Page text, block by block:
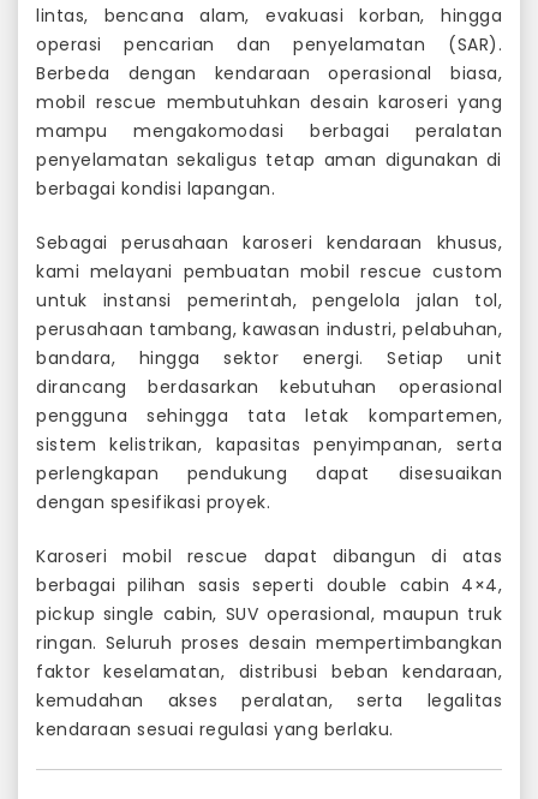
lintas, bencana alam, evakuasi korban, hingga
operasi pencarian dan penyelamatan (SAR).
Berbeda dengan kendaraan operasional biasa,
mobil rescue membutuhkan desain karoseri yang
mampu mengakomodasi berbagai peralatan
penyelamatan sekaligus tetap aman digunakan di
berbagai kondisi lapangan.
Sebagai perusahaan karoseri kendaraan khusus,
kami melayani pembuatan mobil rescue custom
untuk instansi pemerintah, pengelola jalan tol,
perusahaan tambang, kawasan industri, pelabuhan,
bandara, hingga sektor energi. Setiap unit
dirancang berdasarkan kebutuhan operasional
pengguna sehingga tata letak kompartemen,
sistem kelistrikan, kapasitas penyimpanan, serta
perlengkapan pendukung dapat disesuaikan
dengan spesifikasi proyek.
Karoseri mobil rescue dapat dibangun di atas
berbagai pilihan sasis seperti double cabin 4×4,
pickup single cabin, SUV operasional, maupun truk
ringan. Seluruh proses desain mempertimbangkan
faktor keselamatan, distribusi beban kendaraan,
kemudahan akses peralatan, serta legalitas
kendaraan sesuai regulasi yang berlaku.